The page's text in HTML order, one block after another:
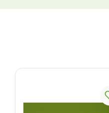
Produktgalerie überspringen